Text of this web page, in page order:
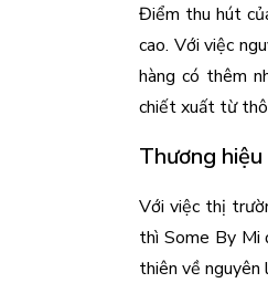
Điểm thu hút
cao. Với việc
hàng có thêm
chiết xuất từ
Thương
Với việc thị
thì Some By Mi
thiên về nguyên